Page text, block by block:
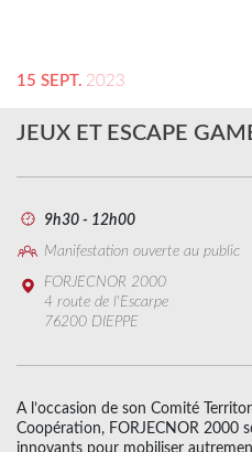
15 SEPT. 2023
JEUX ET ESCAPE
9h30 - 12h00
Manifestation ouverte au public
FORJECNOR 2000
4 route de l'Escarpe
76200 DIEPPE
A l’occasion de son Comité
Coopération, FORJECNOR 2000
innovants pour mobiliser